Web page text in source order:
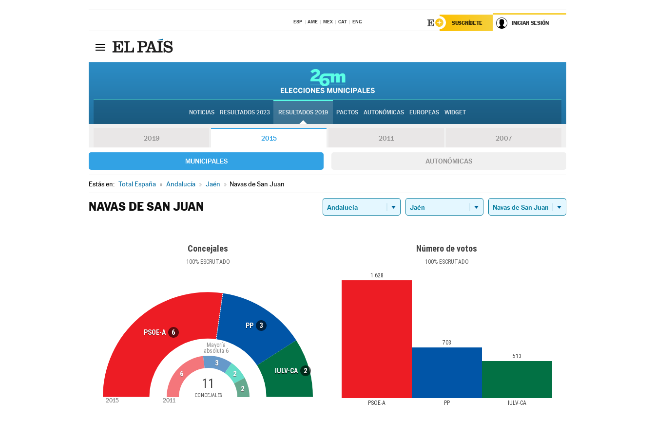
ESP AME MEX CAT ENG SUSCRÍBETE INICIAR SESIÓN
NOTICIAS RESULTADOS 2023 RESULTADOS 2019 PACTOS AUTONÓMICAS EUROPEAS WIDGET
2019 2015 2011 2007
MUNICIPALES AUTONÓMICAS
Estás en: Total España » Andalucía » Jaén » Navas de San Juan
NAVAS DE SAN JUAN
Concejales
100%ESCRUTADO
PSOE-A 6
PP 3
IULV-CA 2
11
CONCEJALES
Mayoría
absoluta 6
6
3
2
2
2015 2011
Número de votos
100%ESCRUTADO
PSOE-A PP IULV-CA
1.628
703
513